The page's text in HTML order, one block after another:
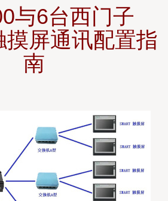
与6台西门子
摸屏通讯配置指
南